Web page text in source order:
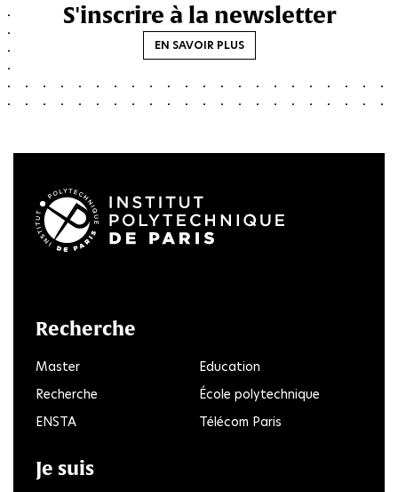
S'inscrire à la newsletter
EN SAVOIR PLUS
Recherche
Master
Education
Recherche
École polytechnique
ENSTA
Télécom Paris
Je suis